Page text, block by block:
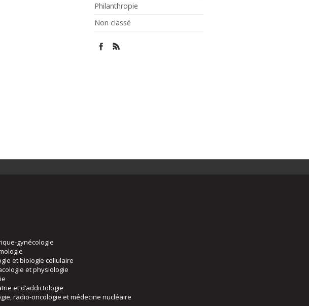
Philanthropie
Non classé
gynécologie
et biologie cellulaire
et physiologie
et d’addictologie
radio-oncologie et médecine nucléaire